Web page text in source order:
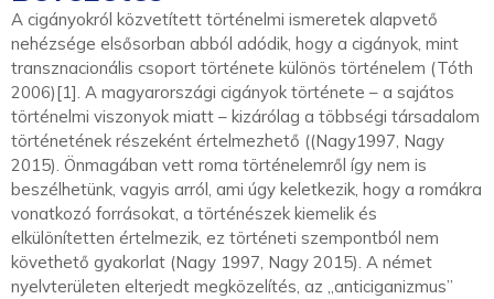
A cigányokról közvetített történelmi ismeretek alapvető
nehézsége elsősorban abból adódik, hogy a cigányok, mint
transznacionális csoport története különös történelem (Tóth
2006)[1]. A magyarországi cigányok története – a sajátos
történelmi viszonyok miatt – kizárólag a többségi társadalom
történetének részeként értelmezhető ((Nagy1997, Nagy
2015). Önmagában vett roma történelemről így nem is
beszélhetünk, vagyis arról, ami úgy keletkezik, hogy a romákra
vonatkozó forrásokat, a történészek kiemelik és
elkülönítetten értelmezik, ez történeti szempontból nem
követhető gyakorlat (Nagy 1997, Nagy 2015). A német
nyelvterületen elterjedt megközelítés, az „anticiganizmus”